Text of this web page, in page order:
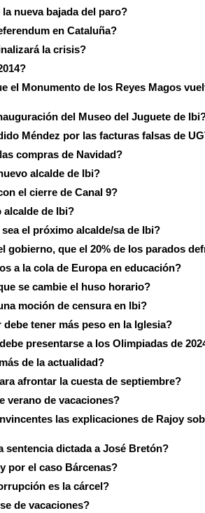
nueva bajada del paro?
en Cataluña?
la crisis?
el Monumento de los Reyes Magos
del Museo del Juguete de
Méndez por las facturas falsas de
compras de Navidad?
alcalde de Ibi?
el cierre de Canal 9?
alcalde de Ibi?
el próximo alcalde/sa de Ibi?
gobierno, que el 20% de los parados
a la cola de Europa en educación?
se cambie el huso horario?
moción de censura en Ibi?
debe tener más peso en la Iglesia?
presentarse a los Olimpiadas de
de la actualidad?
afrontar la cuesta de septiembre?
verano de vacaciones?
las explicaciones de Rajoy
sentencia dictada a José Bretón?
por el caso Bárcenas?
es la cárcel?
de vacaciones?